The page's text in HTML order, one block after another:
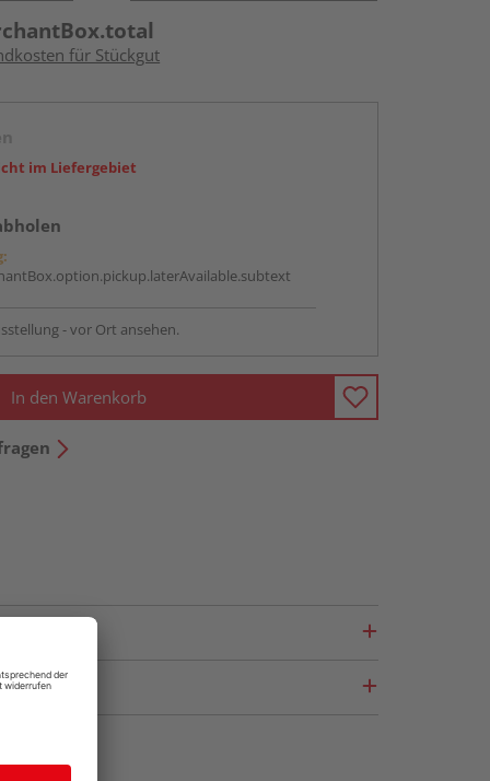
für Stückgut
im Liefergebiet
- vor Ort ansehen.
In den Warenkorb